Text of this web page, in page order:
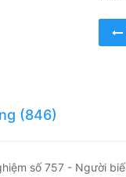
(846)
số 757 - Người